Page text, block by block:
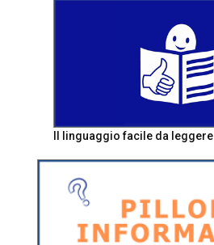
Il linguaggio facile da leggere